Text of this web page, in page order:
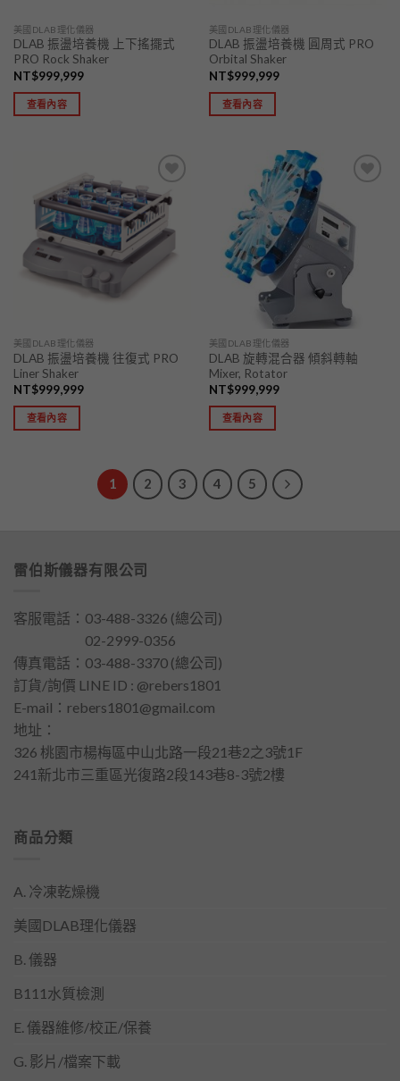
美國DLAB理化儀器
DLAB 振盪培養機 上下搖擺式
PRO Rock Shaker
NT$999,999
查看內容
美國DLAB理化儀器
DLAB 振盪培養機 圓周式 PRO
Orbital Shaker
NT$999,999
查看內容
加入
「願
望清
單」
美國DLAB理化儀器
DLAB 振盪培養機 往復式 PRO
Liner Shaker
NT$999,999
查看內容
美國DLAB理化儀器
DLAB 旋轉混合器 傾斜轉軸
Mixer, Rotator
NT$999,999
查看內容
1 2 3 4 5
雷伯斯儀器有限公司
客服電話： 03-488-3326 (總公司)
02-2999-0356
傳真電話：03-488-3370 (總公司)
訂貨/詢價 LINE ID : @rebers1801
E-mail： rebers1801@gmail.com
地址：
326 桃園市楊梅區中山北路一段21巷2之3號1F
241新北市三重區光復路2段143巷8-3號2樓
商品分類
A. 冷凍乾燥機
美國DLAB理化儀器
B. 儀器
B111水質檢測
E. 儀器維修/校正/保養
G. 影片/檔案下載